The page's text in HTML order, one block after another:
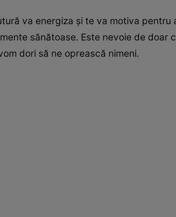
va energiza şi te va motiva
sănătoase. Este nevoie de
dori să ne oprească nimeni.